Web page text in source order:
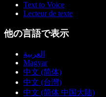
Text to Voice
Lecteur de texte
他の言語で表示
العربية
Magyar
中文 (简体)
中文 (台灣)
中文 (简体 中国大陆)